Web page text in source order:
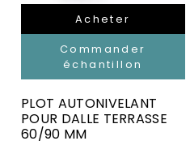
Acheter
Commander
échantillon
PLOT AUTONIVELANT
POUR DALLE TERRASSE
60/90 MM